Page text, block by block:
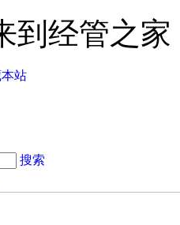
到经管之家
站
搜索